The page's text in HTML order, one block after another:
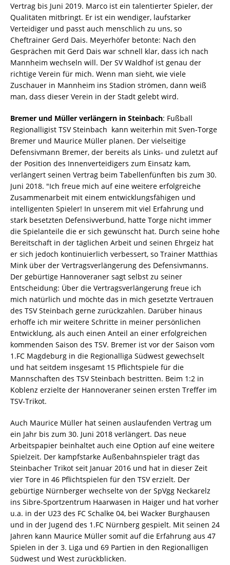
Vertrag bis Juni 2019. Marco ist ein talentierter Spieler, der
Qualitäten mitbringt. Er ist ein wendiger, laufstarker
Verteidiger und passt auch menschlich zu uns, so
Cheftrainer Gerd Dais. Meyerhöfer betonte: Nach den
Gesprächen mit Gerd Dais war schnell klar, dass ich nach
Mannheim wechseln will. Der SV Waldhof ist genau der
richtige Verein für mich. Wenn man sieht, wie viele
Zuschauer in Mannheim ins Stadion strömen, dann weiß
man, dass dieser Verein in der Stadt gelebt wird.
Bremer und Müller verlängern in Steinbach: Fußball
Regionalligist TSV Steinbach kann weiterhin mit Sven-Torge
Bremer und Maurice Müller planen. Der vielseitige
Defensivmann Bremer, der bereits als Links- und zuletzt auf
der Position des Innenverteidigers zum Einsatz kam,
verlängert seinen Vertrag beim Tabellenfünften bis zum 30.
Juni 2018. "Ich freue mich auf eine weitere erfolgreiche
Zusammenarbeit mit einem entwicklungsfähigen und
intelligenten Spieler! In unserem mit viel Erfahrung und
stark besetzten Defensivverbund, hatte Torge nicht immer
die Spielanteile die er sich gewünscht hat. Durch seine hohe
Bereitschaft in der täglichen Arbeit und seinen Ehrgeiz hat
er sich jedoch kontinuierlich verbessert, so Trainer Matthias
Mink über der Vertragsverlängerung des Defensivmanns.
Der gebürtige Hannoveraner sagt selbst zu seiner
Entscheidung: Über die Vertragsverlängerung freue ich
mich natürlich und möchte das in mich gesetzte Vertrauen
des TSV Steinbach gerne zurückzahlen. Darüber hinaus
erhoffe ich mir weitere Schritte in meiner persönlichen
Entwicklung, als auch einen Anteil an einer erfolgreichen
kommenden Saison des TSV. Bremer ist vor der Saison vom
1.FC Magdeburg in die Regionalliga Südwest gewechselt
und hat seitdem insgesamt 15 Pflichtspiele für die
Mannschaften des TSV Steinbach bestritten. Beim 1:2 in
Koblenz erzielte der Hannoveraner seinen ersten Treffer im
TSV-Trikot.
Auch Maurice Müller hat seinen auslaufenden Vertrag um
ein Jahr bis zum 30. Juni 2018 verlängert. Das neue
Arbeitspapier beinhaltet auch eine Option auf eine weitere
Spielzeit. Der kampfstarke Außenbahnspieler trägt das
Steinbacher Trikot seit Januar 2016 und hat in dieser Zeit
vier Tore in 46 Pflichtspielen für den TSV erzielt. Der
gebürtige Nürnberger wechselte von der SpVgg Neckarelz
ins Sibre-Sportzentrum Haarwasen in Haiger und hat vorher
u.a. in der U23 des FC Schalke 04, bei Wacker Burghausen
und in der Jugend des 1.FC Nürnberg gespielt. Mit seinen 24
Jahren kann Maurice Müller somit auf die Erfahrung aus 47
Spielen in der 3. Liga und 69 Partien in den Regionalligen
Südwest und West zurückblicken.